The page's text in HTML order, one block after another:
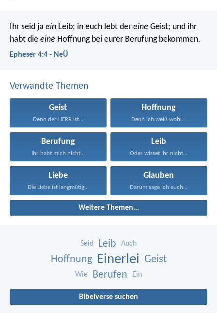
Ihr seid ja ein Leib; in euch lebt der eine Geist; und ihr
habt die eine Hoffnung bei eurer Berufung bekommen.
Epheser 4:4 - NeÜ
Verwandte Themen
Geist
Denn der HERR ist...
Hoffnung
Denn ich weiß wohl...
Berufung
Ihr habt mich nicht...
Leib
Oder wisset ihr nicht...
Liebe
Die Liebe ist langmütig...
Glauben
Darum sage ich euch...
Weitere Themen...
Seid Leib Auch
Hoffnung Einerlei Geist
Wie Berufen Ein
Bibelverse suchen